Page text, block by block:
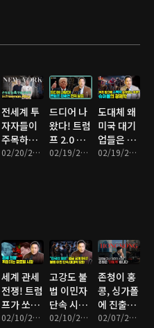
전세계 투
자자들이
주목하는
뉴욕
'Untitled
Hotel' /
럭셔리 콘
도
'Freeman
Residence'
02/20/2025 • 20분
드디어 나
왔다! 트럼
프 2.0 감
세방안 전
내용은?
02/19/2025 • 15분
도대체 왜
미국 대기
업들은 슈
퍼볼 광고
02/19/2025 • 8분
세계 관세
전쟁! 트럼
프가 쏘아
올린 공에
02/10/2025 • 13분
고강도 불
법 이민자
단속 시작
된 미국,02/10/2025 • 5분
존청이 홍
콩, 싱가폴
에 진출한
이유 | 미02/07/2025 • 10분